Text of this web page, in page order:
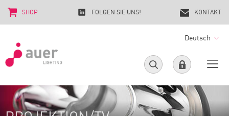
Deutsch
SHOP FOLGEN SIE UNS! KONTAKT